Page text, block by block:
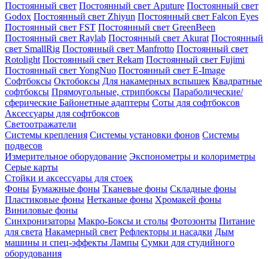
Постоянный свет Постоянный свет Aputure Постоянный свет
Godox Постоянный свет Zhiyun Постоянный свет Falcon Eyes
Постоянный свет FST Постоянный свет GreenBeen
Постоянный свет Raylab Постоянный свет Akurat Постоянный
свет SmallRig Постоянный свет Manfrotto Постоянный свет
Rotolight Постоянный свет Rekam Постоянный свет Fujimi
Постоянный свет YongNuo Постоянный свет E-Image
Софтбоксы Октобоксы Для накамерных вспышек Квадратные
софтбоксы Прямоугольные, стрипбоксы Параболические/
сферические Байонетныe адаптеры Соты для софтбоксов
Аксессуары для софтбоксов
Светоотражатели
Системы крепления Системы установки фонов Системы
подвесов
Измерительное оборудование Экспонометры и колориметры
Серые карты
Стойки и аксессуары для стоек
Фоны Бумажные фоны Тканевые фоны Складные фоны
Пластиковые фоны Нетканые фоны Хромакей фоны
Виниловые фоны
Синхронизаторы Макро-Боксы и столы Фотозонты Питание
для света Накамерный свет Рефлекторы и насадки Дым
машины и спец-эффекты Лампы Сумки для студийного
оборудования